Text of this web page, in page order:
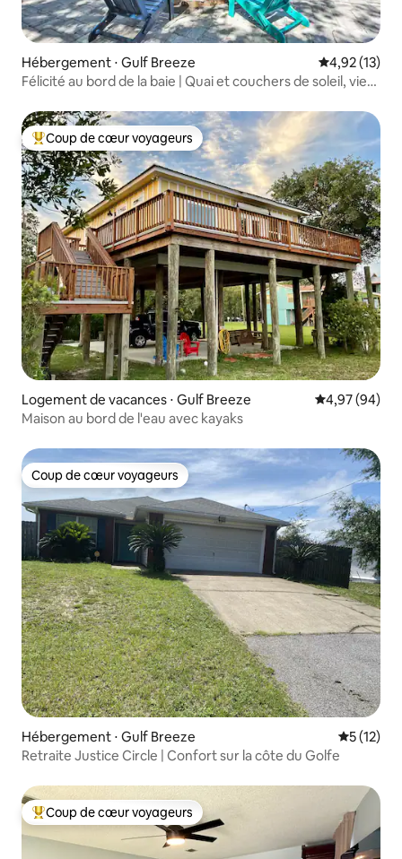
Hébergement ⋅ Gulf Breeze Évaluation
4,92 (13)
Félicité au bord de la baie | Quai et couchers de soleil, vie
Coups de cœur voyageurs les plus appréciés
Coup de cœur voyageurs
Logement de vacances ⋅ Gulf Breeze Évaluation
4,97 (94)
Maison au bord de l'eau avec kayaks
Coup de cœur voyageurs
Coup de cœur voyageurs
Hébergement ⋅ Gulf Breeze
5 (12)
Retraite Justice Circle | Confort sur la côte du Golfe
Coups de cœur voyageurs les plus appréciés
Coup de cœur voyageurs